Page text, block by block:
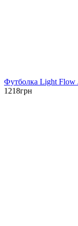
Футболка Light Flow
1218грн